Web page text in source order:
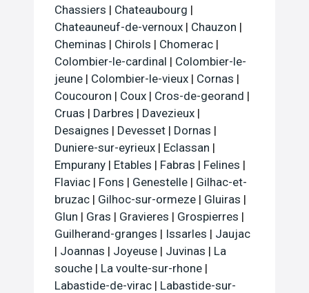
Chassiers | Chateaubourg |
Chateauneuf-de-vernoux | Chauzon |
Cheminas | Chirols | Chomerac |
Colombier-le-cardinal | Colombier-le-
jeune | Colombier-le-vieux | Cornas |
Coucouron | Coux | Cros-de-georand |
Cruas | Darbres | Davezieux |
Desaignes | Devesset | Dornas |
Duniere-sur-eyrieux | Eclassan |
Empurany | Etables | Fabras | Felines |
Flaviac | Fons | Genestelle | Gilhac-et-
bruzac | Gilhoc-sur-ormeze | Gluiras |
Glun | Gras | Gravieres | Grospierres |
Guilherand-granges | Issarles | Jaujac
| Joannas | Joyeuse | Juvinas | La
souche | La voulte-sur-rhone |
Labastide-de-virac | Labastide-sur-